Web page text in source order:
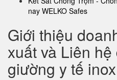
nay WELKO Safes
Giới thiệu
xuất và Liên hệ
giường y tế inox